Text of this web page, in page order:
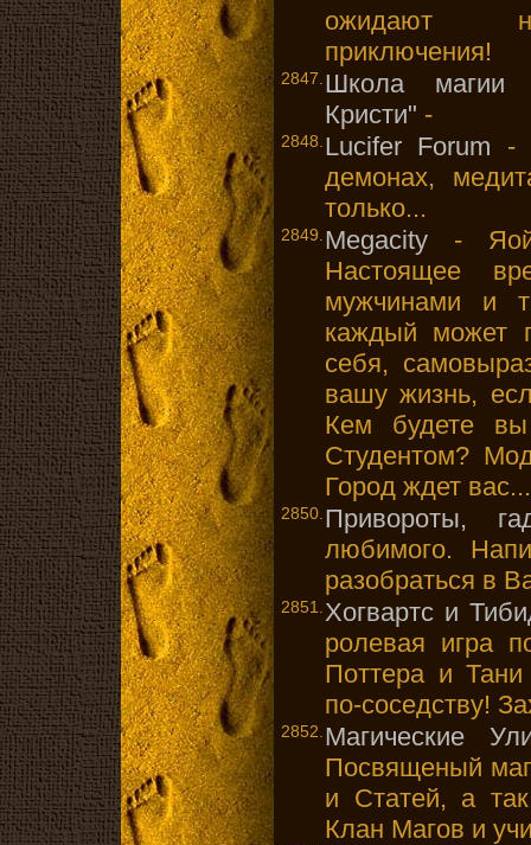
ожидают
приключения!
2847. Школа магии
Кристи" -
2848. Lucifer Forum -
демонах,
только...
2849. Megacity -
Настоящее
мужчинами и
каждый может
себя,
вашу жизнь,
Кем будете
Студентом?
Город ждет вас...
2850. Привороты,
любимого.
разобраться в
2851. Хогвартс и
ролевая игра
Поттера и
по-соседству!
2852. Магические
Посвященый
и Статей, а
Клан Магов и